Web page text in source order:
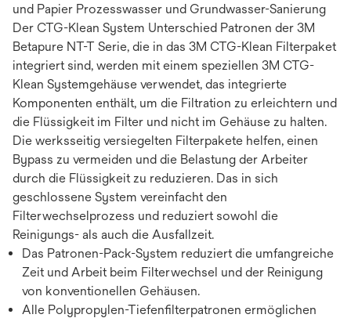
und Papier Prozesswasser und Grundwasser-Sanierung
Der CTG-Klean System Unterschied Patronen der 3M
Betapure NT-T Serie, die in das 3M CTG-Klean Filterpaket
integriert sind, werden mit einem speziellen 3M CTG-
Klean Systemgehäuse verwendet, das integrierte
Komponenten enthält, um die Filtration zu erleichtern und
die Flüssigkeit im Filter und nicht im Gehäuse zu halten.
Die werksseitig versiegelten Filterpakete helfen, einen
Bypass zu vermeiden und die Belastung der Arbeiter
durch die Flüssigkeit zu reduzieren. Das in sich
geschlossene System vereinfacht den
Filterwechselprozess und reduziert sowohl die
Reinigungs- als auch die Ausfallzeit.
Das Patronen-Pack-System reduziert die umfangreiche
Zeit und Arbeit beim Filterwechsel und der Reinigung
von konventionellen Gehäusen.
Alle Polypropylen-Tiefenfilterpatronen ermöglichen